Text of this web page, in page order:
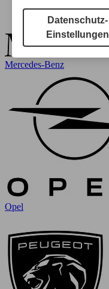
Mercedes-Benz
Opel
Datenschutz-
Einstellungen